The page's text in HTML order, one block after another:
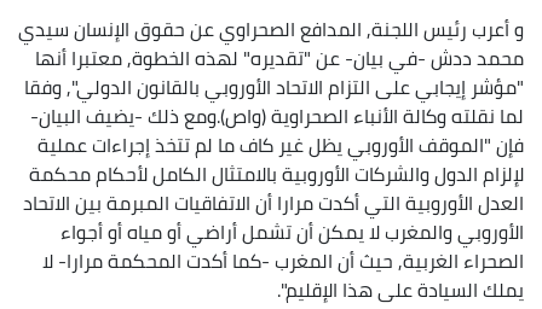
و أعرب رئيس اللجنة, المدافع الصحراوي عن حقوق الإنسان سيدي
محمد ددش -في بيان- عن "تقديره" لهذه الخطوة, معتبرا أنها
"مؤشر إيجابي على التزام الاتحاد الأوروبي بالقانون الدولي", وفقا
لما نقلته وكالة الأنباء الصحراوية (واص).ومع ذلك -يضيف البيان-
فإن "الموقف الأوروبي يظل غير كاف ما لم تتخذ إجراءات عملية
لإلزام الدول والشركات الأوروبية بالامتثال الكامل لأحكام محكمة
العدل الأوروبية التي أكدت مرارا أن الاتفاقيات المبرمة بين الاتحاد
الأوروبي والمغرب لا يمكن أن تشمل أراضي أو مياه أو أجواء
الصحراء الغربية, حيث أن المغرب -كما أكدت المحكمة مرارا- لا
يملك السيادة على هذا الإقليم".